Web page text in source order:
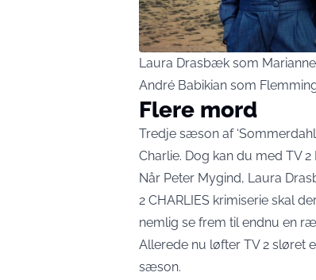
Laura Drasbæk som
André Babikian som
Flere mord
Tredje sæson af
Charlie. Dog kan du med TV
Når Peter Mygind, Laura
2 CHARLIES krimiserie skal
nemlig se frem til endnu en
Allerede nu løfter TV 2 sløret
sæson.